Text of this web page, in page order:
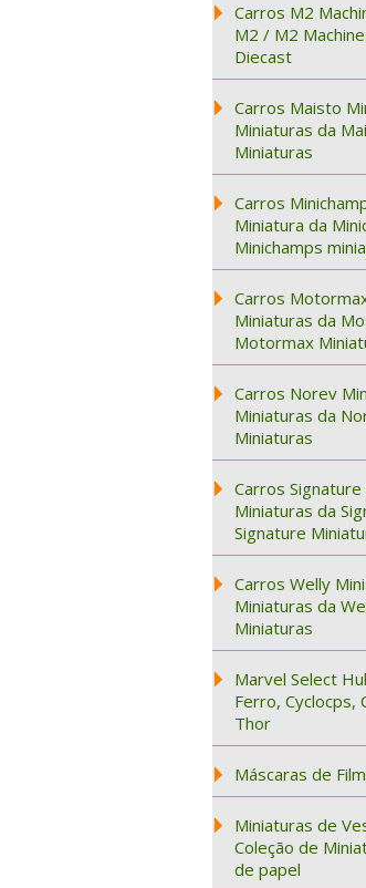
Carros M2
M2 / M2
Diecast
Carros Maisto
Miniaturas da
Miniaturas
Carros
Miniatura da
Minichamps
Carros
Miniaturas da
Motormax
Carros Norev
Miniaturas da
Miniaturas
Carros
Miniaturas da
Signature
Carros Welly
Miniaturas da
Miniaturas
Marvel Select
Ferro, Cyclocps,
Thor
Máscaras de
Miniaturas de
Coleção de
de papel